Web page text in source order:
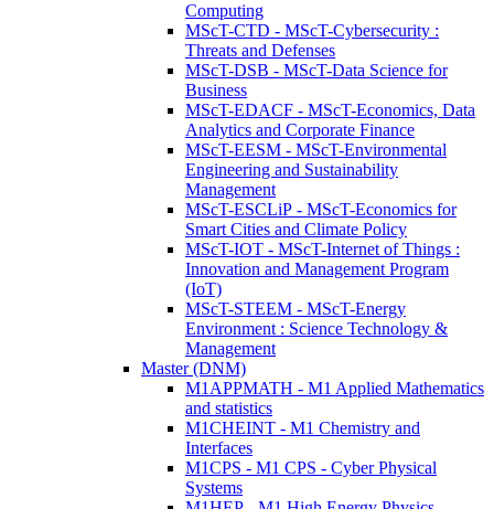
Computing
MScT-CTD - MScT-Cybersecurity :
Threats and Defenses
MScT-DSB - MScT-Data Science for
Business
MScT-EDACF - MScT-Economics, Data
Analytics and Corporate Finance
MScT-EESM - MScT-Environmental
Engineering and Sustainability
Management
MScT-ESCLiP - MScT-Economics for
Smart Cities and Climate Policy
MScT-IOT - MScT-Internet of Things :
Innovation and Management Program
(IoT)
MScT-STEEM - MScT-Energy
Environment : Science Technology &
Management
Master (DNM)
M1APPMATH - M1 Applied Mathematics
and statistics
M1CHEINT - M1 Chemistry and
Interfaces
M1CPS - M1 CPS - Cyber Physical
Systems